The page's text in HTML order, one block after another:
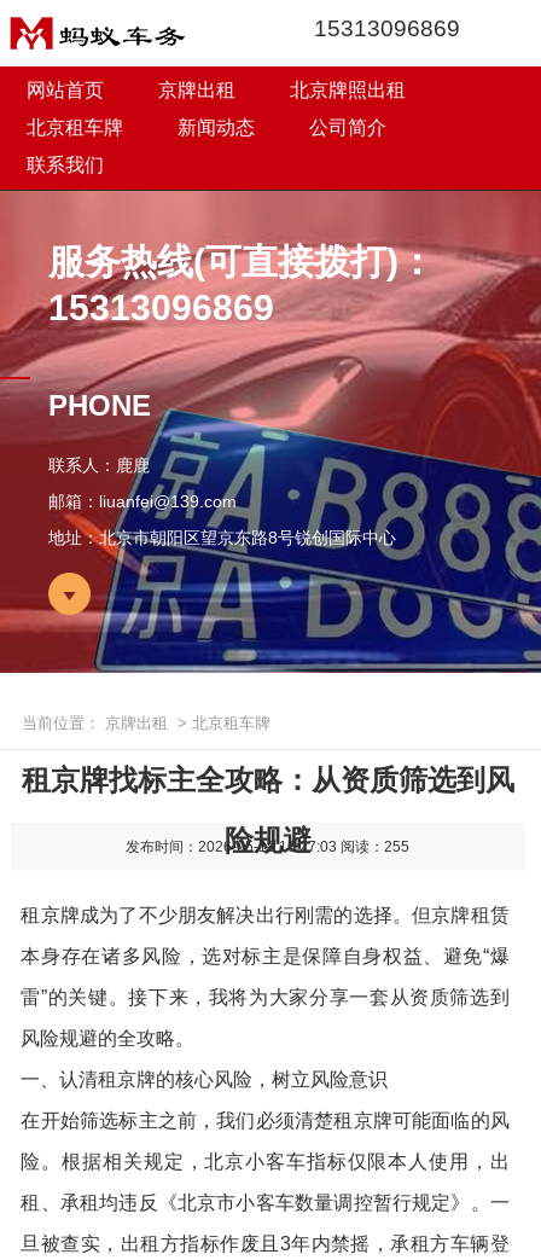
15313096869
网站首页 京牌出租
北京牌照出租
北京租车牌
新闻动态
公司简介
联系我们
服务热线(可直接拨打)：
15313096869
PHONE
联系人：鹿鹿
邮箱：liuanfei@139.com
地址：北京市朝阳区望京东路8号锐创国际中心
当前位置： 京牌出租 > 北京租车牌
租京牌找标主全攻略：从资质筛选到风
险规避
发布时间：2026-05-18 16:27:03 阅读：255
租京牌成为了不少朋友解决出行刚需的选择。但京牌租赁
本身存在诸多风险，选对标主是保障自身权益、避免“爆
雷”的关键。接下来，我将为大家分享一套从资质筛选到
风险规避的全攻略。
一、认清租京牌的核心风险，树立风险意识
在开始筛选标主之前，我们必须清楚租京牌可能面临的风
险。根据相关规定，北京小客车指标仅限本人使用，出
租、承租均违反《北京市小客车数量调控暂行规定》。一
旦被查实，出租方指标作废且3年内禁摇，承租方车辆登